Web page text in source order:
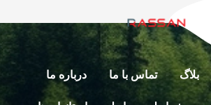
بلاگ تماس با ما درباره ما